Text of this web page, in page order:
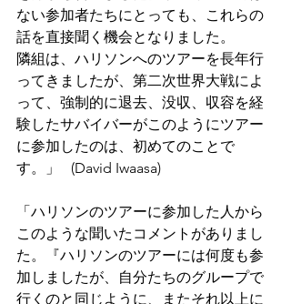
ない参加者たちにとっても、これらの
話を直接聞く機会となりました。
隣組は、ハリソンへのツアーを長年行
ってきましたが、第二次世界大戦によ
って、強制的に退去、没収、収容を経
験したサバイバーがこのようにツアー
に参加したのは、初めてのことで
す。」   (David Iwaasa)
「ハリソンのツアーに参加した人から
このような聞いたコメントがありまし
た。『ハリソンのツアーには何度も参
加しましたが、自分たちのグループで
行くのと同じように、またそれ以上に